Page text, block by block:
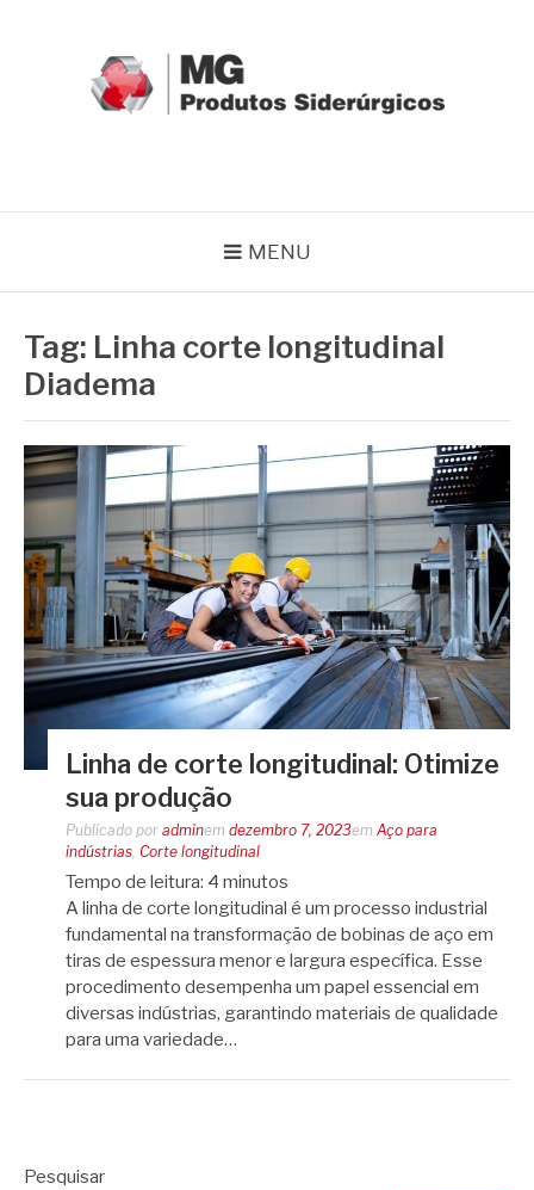
MENU
Tag: Linha corte longitudinal
Diadema
Linha de corte longitudinal: Otimize
sua produção
Publicado por adminem dezembro 7, 2023em Aço para
indústrias Corte longitudinal
Tempo de leitura: 4 minutos
A linha de corte longitudinal é um processo industrial
fundamental na transformação de bobinas de aço em
tiras de espessura menor e largura específica. Esse
procedimento desempenha um papel essencial em
diversas indústrias, garantindo materiais de qualidade
para uma variedade…
Pesquisar